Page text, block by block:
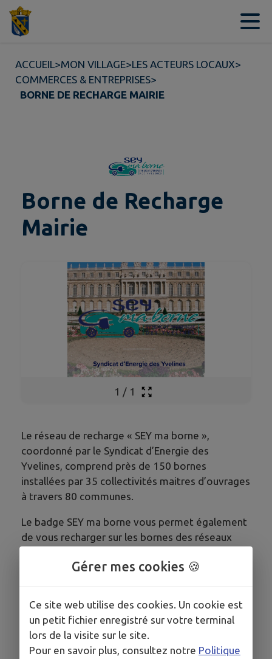
Contenu
ACCUEIL>MON VILLAGE>LES ACTEURS LOCAUX>
COMMERCES & ENTREPRISES>
BORNE DE RECHARGE MAIRIE
Borne de Recharge
Mairie
1 / 1
Le réseau de recharge « SEY ma borne »,
coordonné par le Syndicat d’Energie des
Yvelines, comprend près de 150 bornes
installées par 35 collectivités maitres d’ouvrages
à travers 80 communes.
Le badge SEY ma borne vous permet également
de vous recharger sur les bornes des réseaux
par abonnement, rdv
surhttps://alizecharge.com/partenaires/sey/#ta
rifs
Gérer mes cookies 🍪
Ce site web utilise des cookies. Un cookie est
un petit fichier enregistré sur votre terminal
lors de la visite sur le site.
Pour en savoir plus, consultez notre Politique